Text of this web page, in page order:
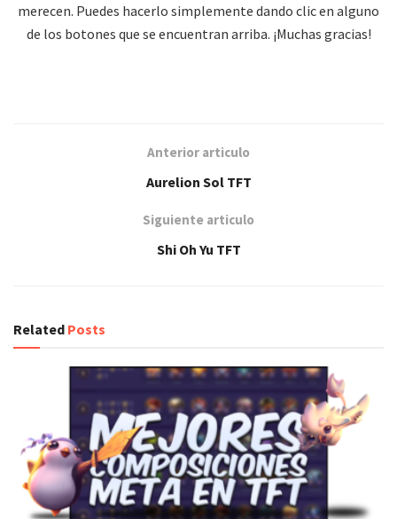
merecen. Puedes hacerlo simplemente dando clic en alguno
de los botones que se encuentran arriba. ¡Muchas gracias!
Anterior articulo
Aurelion Sol TFT
Siguiente articulo
Shi Oh Yu TFT
Related Posts